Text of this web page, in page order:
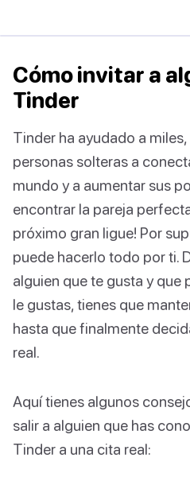
Cómo invitar a
Tinder
Tinder ha ayudado a
personas solteras a
mundo y a aumentar sus
encontrar la pareja
próximo gran ligue! Por
puede hacerlo todo por ti.
alguien que te gusta y que
le gustas, tienes que
hasta que finalmente
real.
Aquí tienes algunos
salir a alguien que has
Tinder a una cita real: